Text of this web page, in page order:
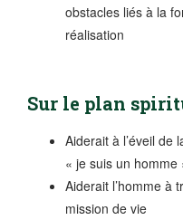
obstacles liés à la
réalisation
Sur le plan
Aiderait à l’éveil de
« je suis un homme
Aiderait l’homme à
mission de vie